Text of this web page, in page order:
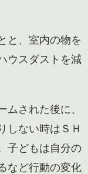
と、室内の物を
ウスダストを減
された後に、
しない時はＳＨ
子どもは自分の
など行動の変化